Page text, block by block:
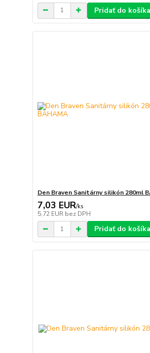
Pridať do košíka
Den Braven Sanitárny silikón 280ml
7,03 EUR/ks
5,72 EUR bez DPH
Pridať do košíka